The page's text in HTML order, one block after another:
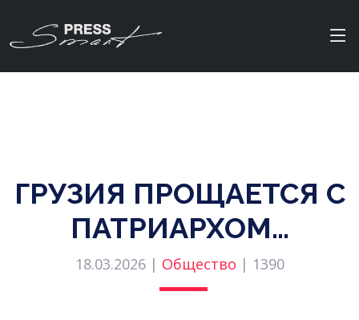
ГРУЗИЯ ПРОЩАЕТСЯ С
ПАТРИАРХОМ…
18.03.2026 | Общество | 1390